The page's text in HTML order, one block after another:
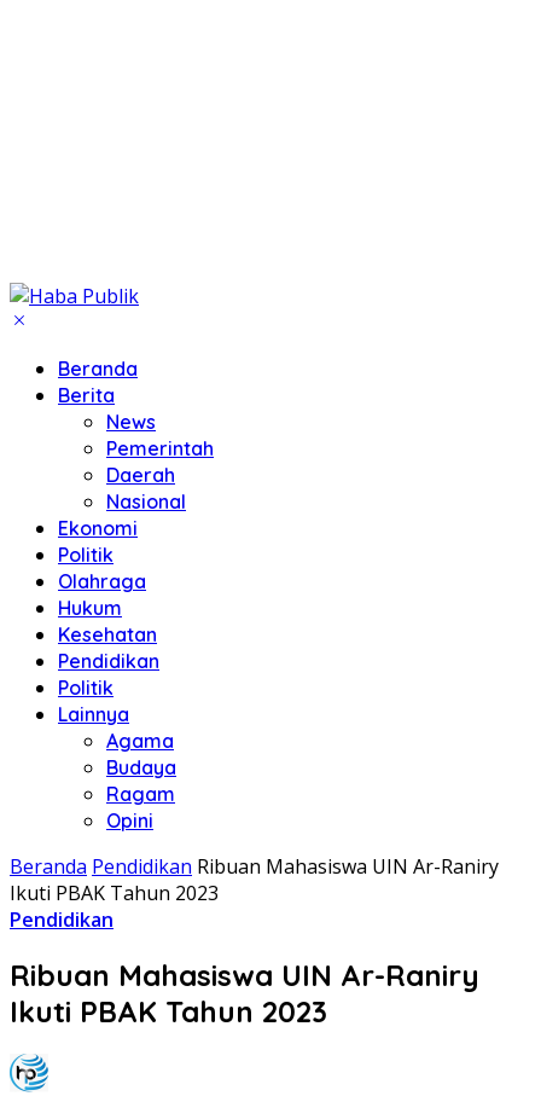
Beranda
Berita
News
Pemerintah
Daerah
Nasional
Ekonomi
Politik
Olahraga
Hukum
Kesehatan
Pendidikan
Politik
Lainnya
Agama
Budaya
Ragam
Opini
Beranda Pendidikan Ribuan Mahasiswa UIN Ar-Raniry
Ikuti PBAK Tahun 2023
Pendidikan
Ribuan Mahasiswa UIN Ar-Raniry
Ikuti PBAK Tahun 2023